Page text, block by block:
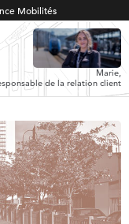
Mobilités
Marie,
de la relation client